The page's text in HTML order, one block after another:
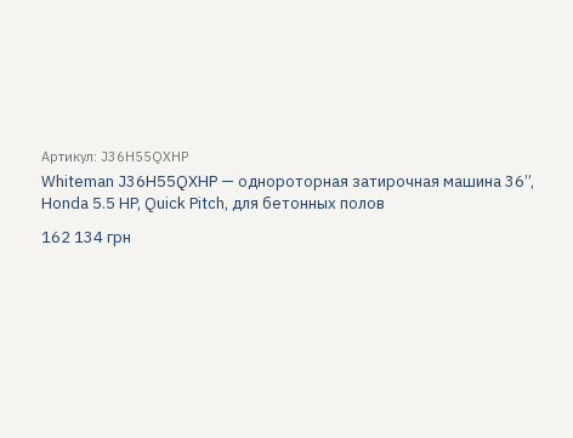
Артикул: J36H55QXHP
Whiteman J36H55QXHP — однороторная затирочная машина 36”,
Honda 5.5 HP, Quick Pitch, для бетонных полов
162 134 грн